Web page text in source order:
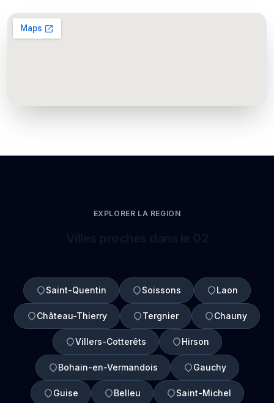
EXPLORER LA REGION
Saint-Quentin Soissons Laon
Château-Thierry Tergnier Chauny
Villers-Cotterêts Hirson
Bohain-en-Vermandois Gauchy
Guise Belleu Saint-Michel